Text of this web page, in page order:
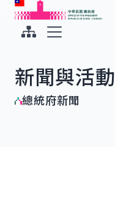
跳到主要內容
中華民國總統府
新聞與活動
總統府新聞